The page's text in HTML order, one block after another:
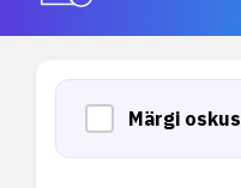
Märgi oskus